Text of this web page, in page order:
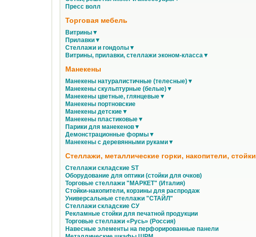
Пресс волл
Торговая мебель
Витрины▼
Прилавки▼
Стеллажи и гондолы▼
Витрины, прилавки, стеллажи эконом-класса▼
Манекены
Манекены натуралистичные (телесные)▼
Манекены скульптурные (белые)▼
Манекены цветные, глянцевые▼
Манекены портновские
Манекены детские▼
Манекены пластиковые▼
Парики для манекенов▼
Демонстрационные формы▼
Манекены с деревянными руками▼
Стеллажи, металлические горки, накопители, стойки
Стеллажи складские ST
Оборудование для оптики (стойки для очков)
Торговые стеллажи "МАРКЕТ" (Италия)
Стойки-накопители, корзины для распродаж
Универсальные стеллажи "СТАЙЛ"
Стеллажи складские СУ
Рекламные стойки для печатной продукции
Торговые стеллажи «Русь» (Россия)
Навесные элементы на перфорированные панели